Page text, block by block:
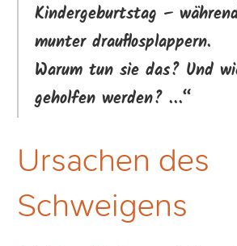
Kindergeburtstag –
munter drauflosplappern.
Warum tun sie das? Und
geholfen werden? …“
Ursachen des
Schweigens